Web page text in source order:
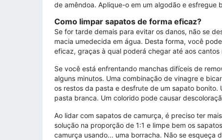
de amêndoa. Aplique-o em um algodão e esfregue
Como limpar sapatos de forma eficaz?
Se for tarde demais para evitar os danos, não se
macia umedecida em água. Desta forma, você
eficaz, graças à qual poderá chegar até aos cantos
Se você está enfrentando manchas difíceis de
alguns minutos. Uma combinação de vinagre e
os restos da pasta e desfrute de um sapato
pasta branca. Um colorido pode causar
Ao lidar com sapatos de camurça, é preciso ter
solução na proporção de 1:1 e limpe bem os
camurça usando... uma borracha. Não se esqueça